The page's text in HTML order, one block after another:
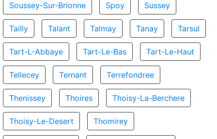
Soussey-Sur-Brionne Spoy Sussey
Tailly Talant Talmay Tanay Tarsul
Tart-L-Abbaye Tart-Le-Bas Tart-Le-Haut
Tellecey Ternant Terrefondree
Thenissey Thoires Thoisy-La-Berchere
Thoisy-Le-Desert Thomirey